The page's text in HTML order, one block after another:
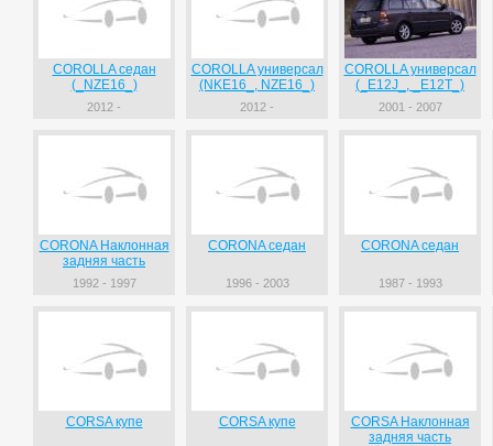
COROLLA седан
(_NZE16_)
2012 -
COROLLA универсал
(NKE16_, NZE16_)
2012 -
COROLLA универсал
(_E12J_, _E12T_)
2001 - 2007
CORONA Наклонная
задняя часть
1992 - 1997
CORONA седан
1996 - 2003
CORONA седан
1987 - 1993
CORSA купе CORSA купе
CORSA Наклонная
задняя часть